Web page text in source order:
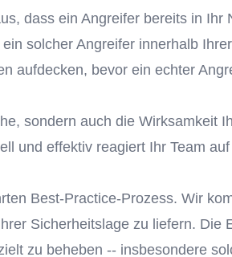
dass ein Angreifer bereits in Ihr
solcher Angreifer innerhalb
aufdecken, bevor ein echter
sondern auch die Wirksamkeit
und effektiv reagiert Ihr Team
Best-Practice-Prozess. Wir
Sicherheitslage zu liefern. Die
zu beheben -- insbesondere